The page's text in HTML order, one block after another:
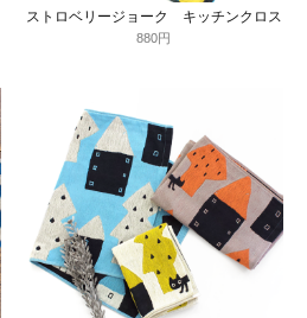
ストロベリージョーク キッチンクロス
880円